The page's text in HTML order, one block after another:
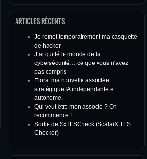
ARTICLES RÉCENTS
Je remet temporairement ma casquette
de hacker
J’ai quitté le monde de la
cybersécurité… ce que vous n’avez
pas compris
Elora: ma nouvelle associée
stratégique IA indépendante et
autonome.
Qui veut être mon associé ? On
recommence !
Sortie de SxTLSCheck (ScalarX TLS
Checker)